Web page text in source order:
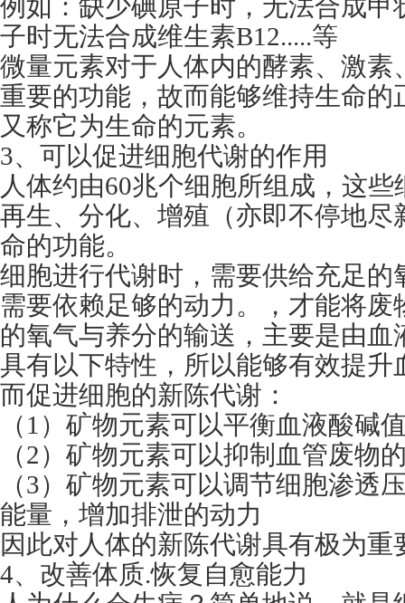
例如：缺少碘原子时，无法合成甲
子时无法合成维生素B12.....等
微量元素对于人体内的酵素、激素
重要的功能，故而能够维持生命的
又称它为生命的元素。
3、可以促进细胞代谢的作用
人体约由60兆个细胞所组成，这
再生、分化、增殖（亦即不停地尽
命的功能。
细胞进行代谢时，需要供给充足的
需要依赖足够的动力。，才能将废
的氧气与养分的输送，主要是由血
具有以下特性，所以能够有效提升
而促进细胞的新陈代谢：
（1）矿物元素可以平衡血液酸碱
（2）矿物元素可以抑制血管废物
（3）矿物元素可以调节细胞渗透
能量，增加排泄的动力
因此对人体的新陈代谢具有极为重
4、改善体质.恢复自愈能力